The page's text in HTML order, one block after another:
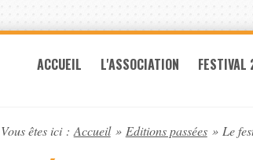
ACCUEIL L'ASSOCIATION
Vous êtes ici :Accueil » Editions passées » Le